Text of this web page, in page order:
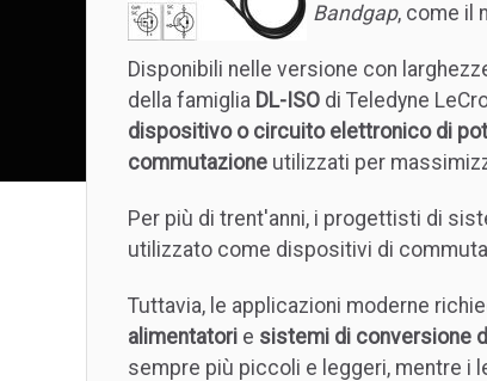
Bandgap, come il
Disponibili nelle versione con
della famiglia DL-ISO di Teledyne
dispositivo o circuito elettronico di
commutazione utilizzati per
Per più di trent'anni, i progettisti di
utilizzato come dispositivi di
Tuttavia, le applicazioni moderne
alimentatori e sistemi di conversione
sempre più piccoli e leggeri, mentre i